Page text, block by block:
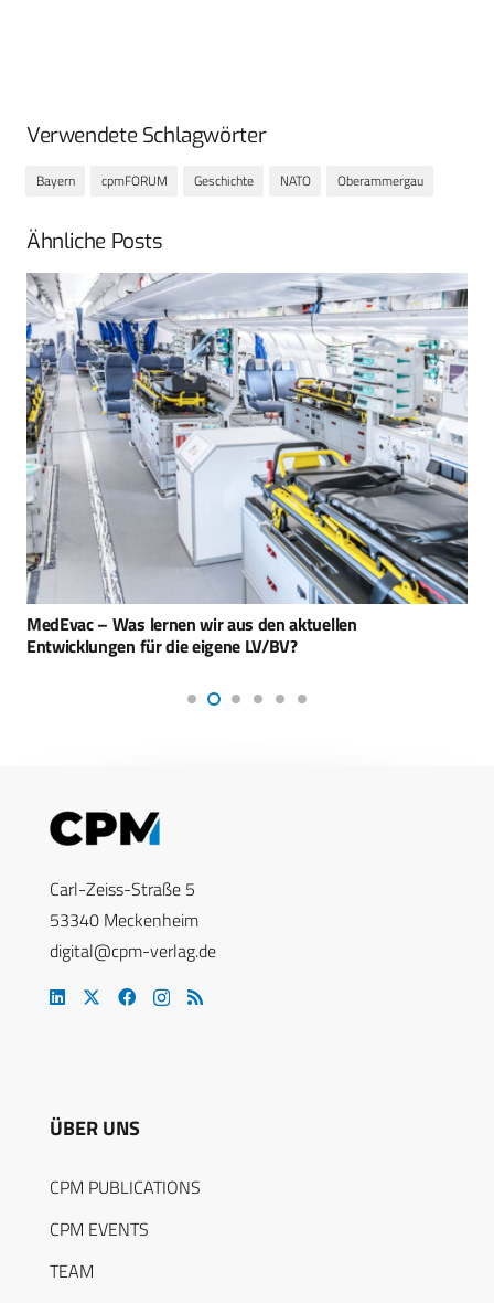
Verwendete Schlagwörter
Bayern cpmFORUM Geschichte NATO Oberammergau
Ähnliche Posts
MedEvac – Was lernen wir aus den aktuellen
Entwicklungen für die eigene LV/BV?
Carl-Zeiss-Straße 5
53340 Meckenheim
digital@cpm-verlag.de
ÜBER UNS
CPM PUBLICATIONS
CPM EVENTS
TEAM